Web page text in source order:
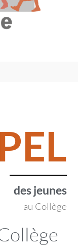
des jeunes
au Collège